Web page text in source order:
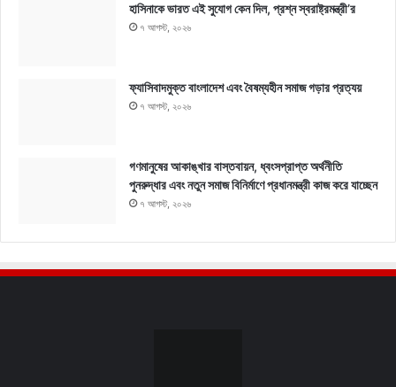
হাসিনাকে ভারত এই সুযোগ কেন দিল, প্রশ্ন স্বরাষ্ট্রমন্ত্রী’র
৭ আগস্ট, ২০২৬
ফ্যাসিবাদমুক্ত বাংলাদেশ এবং বৈষম্যহীন সমাজ গড়ার প্রত্যয়
৭ আগস্ট, ২০২৬
গণমানুষের আকাঙ্খার বাস্তবায়ন, ধ্বংসপ্রাপ্ত অর্থনীতি
পুনরুদ্ধার এবং নতুন সমাজ বিনির্মাণে প্রধানমন্ত্রী কাজ করে যাচ্ছেন
৭ আগস্ট, ২০২৬